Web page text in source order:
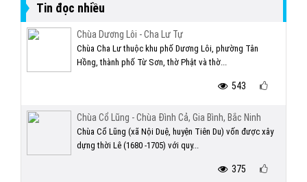
Tin đọc nhiều
Chùa Dương Lôi - Cha Lư Tự
Chùa Cha Lư thuộc khu phố Dương Lôi, phường Tân
Hồng, thành phố Từ Sơn, thờ Phật và thờ...
543
Chùa Cổ Lũng - Chùa Đình Cả, Gia Bình, Bắc Ninh
Chùa Cổ Lũng (xã Nội Duệ, huyện Tiên Du) vốn được xây
dựng thời Lê (1680 -1705) với quy...
375